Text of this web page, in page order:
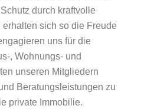
durch kraftvolle
erhalten sich so die Freude
uns für die
, Wohnungs- und
unseren Mitgliedern
Beratungsleistungen zu
private Immobilie.